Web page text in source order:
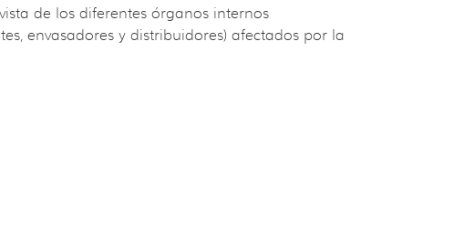
de los diferentes órganos internos
envasadores y distribuidores) afectados por la